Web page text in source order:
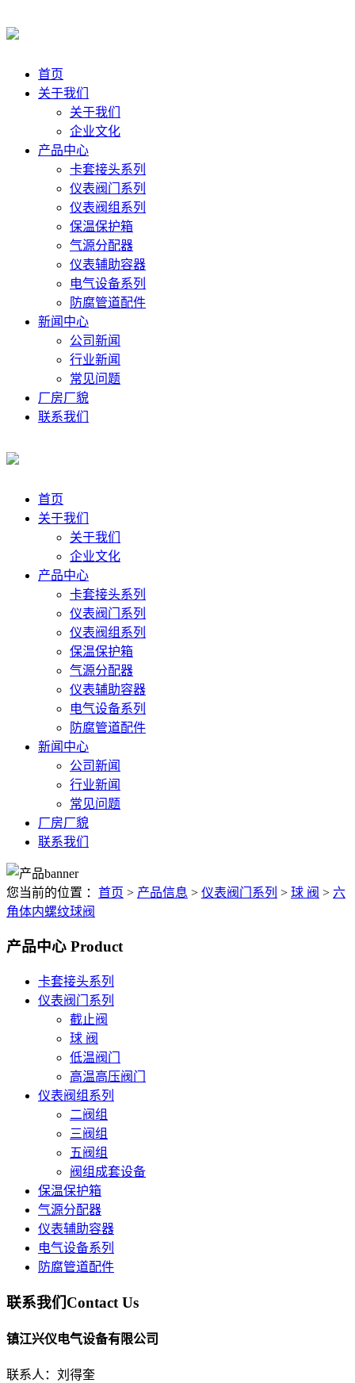
首页
关于我们
关于我们
企业文化
产品中心
卡套接头系列
仪表阀门系列
仪表阀组系列
保温保护箱
气源分配器
仪表辅助容器
电气设备系列
防腐管道配件
新闻中心
公司新闻
行业新闻
常见问题
厂房厂貌
联系我们
首页
关于我们
关于我们
企业文化
产品中心
卡套接头系列
仪表阀门系列
仪表阀组系列
保温保护箱
气源分配器
仪表辅助容器
电气设备系列
防腐管道配件
新闻中心
公司新闻
行业新闻
常见问题
厂房厂貌
联系我们
您当前的位置 ： 首页 > 产品信息 > 仪表阀门系列 > 球 阀 > 六
角体内螺纹球阀
产品中心 Product
卡套接头系列
仪表阀门系列
截止阀
球 阀
低温阀门
高温高压阀门
仪表阀组系列
二阀组
三阀组
五阀组
阀组成套设备
保温保护箱
气源分配器
仪表辅助容器
电气设备系列
防腐管道配件
联系我们Contact Us
镇江兴仪电气设备有限公司
联系人：刘得奎